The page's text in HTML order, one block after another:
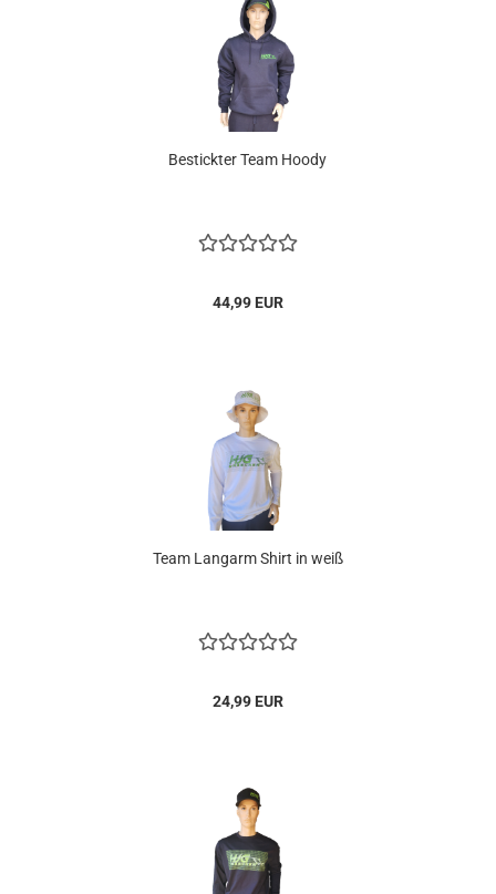
Bestickter Team Hoody
44,99 EUR
Team Langarm Shirt in weiß
24,99 EUR